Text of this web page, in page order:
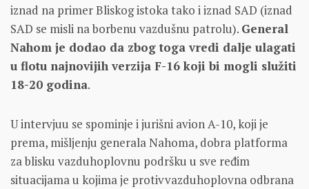
iznad na primer Bliskog istoka tako i iznad SAD (iznad
SAD se misli na borbenu vazdušnu patrolu). General
Nahom je dodao da zbog toga vredi dalje ulagati
u flotu najnovijih verzija F-16 koji bi mogli služiti
18-20 godina.
U intervjuu se spominje i jurišni avion A-10, koji je
prema, mišljenju generala Nahoma, dobra platforma
za blisku vazduhoplovnu podršku u sve ređim
situacijama u kojima je protivvazduhoplovna odbrana